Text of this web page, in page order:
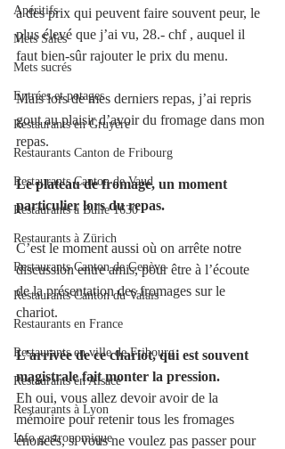
Apéritifs
Mets Salés
Mets sucrés
Entrées et potages
Restaurants en Gruyère
Restaurants Canton de Fribourg
Restaurants Canton de Vaud
Restaurants à Bulle 1630
Restaurants à Zürich
Restaurants Canton de Genève
Restaurants Canton du Valais
Restaurants en France
Restaurants en ville de Fribourg
Restaurants en Alsace
Restaurants à Lyon
Info gastronomique
à des prix qui peuvent faire souvent peur, le
plus élevé que j’ai vu, 28.- chf , auquel il
faut bien-sûr rajouter le prix du menu.
Mais lors de mes derniers repas, j’ai repris
gout au plaisir d’avoir du fromage dans mon
repas.
Le plateau de fromage, un moment
particulier lors du repas.
C’est le moment aussi où on arrête notre
discussion entre amis, pour être à l’écoute
de la présentation des fromages sur le
chariot.
L’arrivée de ce chariot, qui est souvent
magistrale fait monter la pression.
Eh oui, vous allez devoir avoir de la
mémoire pour retenir tous les fromages
énoncés, si vous ne voulez pas passer pour